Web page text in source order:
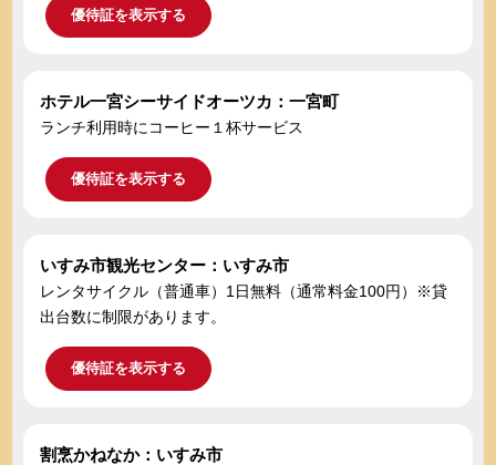
優待証を表示する
ホテル一宮シーサイドオーツカ：一宮町
ランチ利用時にコーヒー１杯サービス
優待証を表示する
いすみ市観光センター：いすみ市
レンタサイクル（普通車）1日無料（通常料金100円）※貸
出台数に制限があります。
優待証を表示する
割烹かねなか：いすみ市